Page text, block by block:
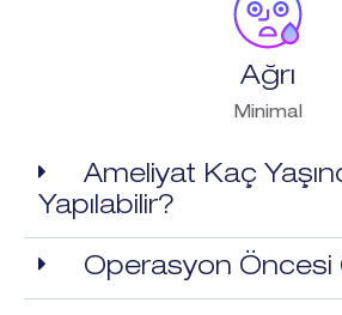
Ağrı
Minimal
Ameliyat Kaç
Yapılabilir?
Operasyon Öncesi